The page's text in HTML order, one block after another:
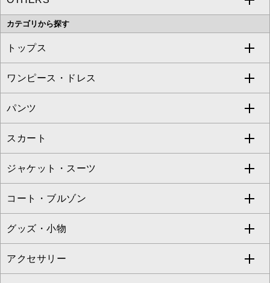
OFUON le MK
MK MICHEL KLEIN HOMME
MK MICHEL KLEIN BAG
カテゴリから探す
トップス
すべてのトップス
カットソー・Tシャツ
ブラウス・シャツ
ニット・セーター
カーディガン
アンサンブルセット
ベスト・ジレ
ワンピース・ドレス
すべてのワンピース・ドレス
ワンピース
ドレス
チュニック
ジャンパースカート
その他のワンピース・ドレス
パンツ
すべてのパンツ
フルレングスパンツ
クロップド・半端丈パンツ
ガウチョ・ワイドパンツ
ハーフ・ショート丈パンツ
スカート
すべてのスカート
ロング・マキシ丈スカート
ひざ丈スカート
ミモレ丈スカート
ジャケット・スーツ
すべてのジャケット・スーツ
テーラードジャケット
ノーカラージャケット
コート・ブルゾン
すべてのコート・ブルゾン
トレンチコート
グッズ・小物
すべてのグッズ・小物
アクセサリー